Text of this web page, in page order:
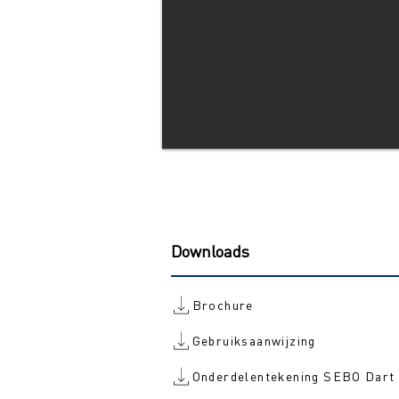
Downloads
Brochure
Gebruiksaanwijzing
Onderdelentekening SEBO Dart